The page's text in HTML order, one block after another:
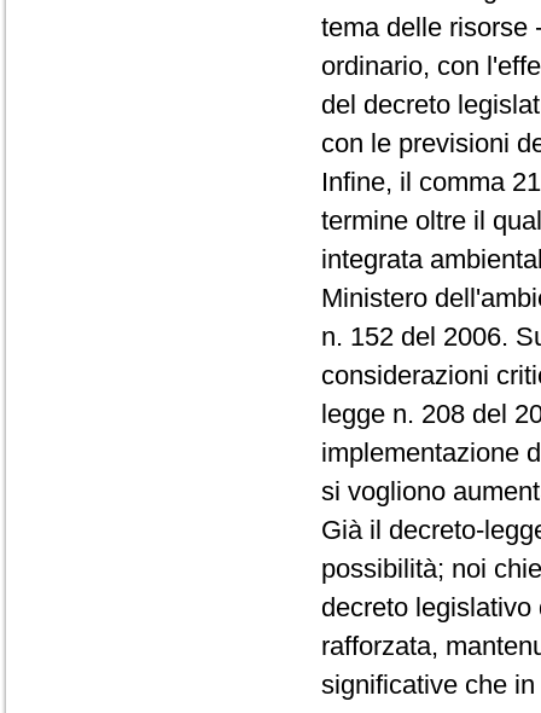
tema delle risorse
ordinario, con
del decreto
con le previsioni
Infine, il comma
termine oltre il
integrata
Ministero
n. 152 del 2006.
considerazioni
legge n. 208 del
implementazione
si vogliono
Già il decreto-
possibilità; noi
decreto
rafforzata,
significative che